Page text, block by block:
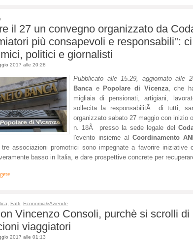
il 27 un convegno organizzato da
più consapevoli e responsabili":
politici e giornalisti
2017 alle 20:28
Pubblicato alle 15.29, aggiornato alle
Banca e Popolare di Vicenza, che
migliaia di pensionati, artigiani,
sollecita la responsabilitÃ di tutti,
organizzato sabato 27 maggio con inizio
n. 18Â presso la sede legale del
l'evento insieme al Coordinamento
tre associazioni promotrici sono impegnate a favorire
basso in Italia, e dare prospettive concrete per
Fatti Economia&Aziende
Vincenzo Consoli, purchè si scrolli
viaggiatori
2017 alle 01:13